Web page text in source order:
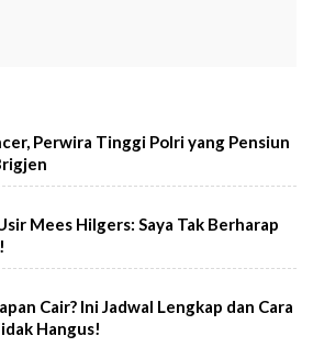
Perwira Tinggi Polri yang Pensiun
Mees Hilgers: Saya Tak Berharap
Cair? Ini Jadwal Lengkap dan Cara
Hangus!